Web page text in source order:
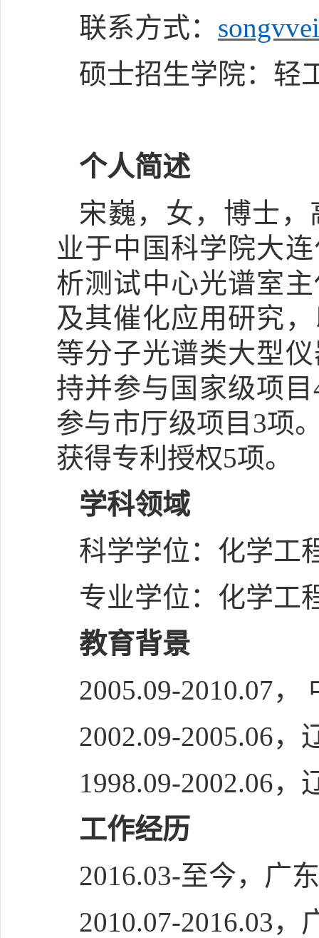
联系方式：
硕士招生学院：轻
个人简述
宋巍，女，博士
业于中国科学院大
析测试中心光谱室
及其催化应用研究
等分子光谱类大型
持并参与国家级项
参与市厅级项目3项
获得专利授权5项。
学科领域
科学学位：化学工
专业学位：化学工
教育背景
2005.09-2010.07
2002.09-2005.06
1998.09-2002.06
工作经历
2016.03-至今，广
2010.07-2016.03